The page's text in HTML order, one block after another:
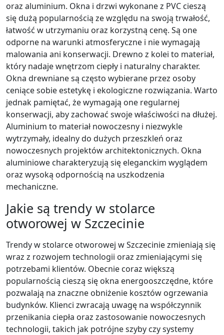
oraz aluminium. Okna i drzwi wykonane z PVC cieszą
się dużą popularnością ze względu na swoją trwałość,
łatwość w utrzymaniu oraz korzystną cenę. Są one
odporne na warunki atmosferyczne i nie wymagają
malowania ani konserwacji. Drewno z kolei to materiał,
który nadaje wnętrzom ciepły i naturalny charakter.
Okna drewniane są często wybierane przez osoby
ceniące sobie estetykę i ekologiczne rozwiązania. Warto
jednak pamiętać, że wymagają one regularnej
konserwacji, aby zachować swoje właściwości na dłużej.
Aluminium to materiał nowoczesny i niezwykle
wytrzymały, idealny do dużych przeszkleń oraz
nowoczesnych projektów architektonicznych. Okna
aluminiowe charakteryzują się eleganckim wyglądem
oraz wysoką odpornością na uszkodzenia
mechaniczne.
Jakie są trendy w stolarce
otworowej w Szczecinie
Trendy w stolarce otworowej w Szczecinie zmieniają się
wraz z rozwojem technologii oraz zmieniającymi się
potrzebami klientów. Obecnie coraz większą
popularnością cieszą się okna energooszczędne, które
pozwalają na znaczne obniżenie kosztów ogrzewania
budynków. Klienci zwracają uwagę na współczynnik
przenikania ciepła oraz zastosowanie nowoczesnych
technologii, takich jak potrójne szyby czy systemy